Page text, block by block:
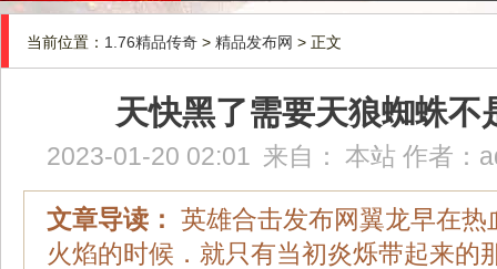
当前位置： 1.76精品传奇 > 精品发布网 > 正文
天快黑了需要天狼蜘蛛不
2023-01-20 02:01 来自： 本站 作者：
文章导读： 英雄合击发布网翼龙早在热
火焰的时候．就只有当初炎烁带起来的